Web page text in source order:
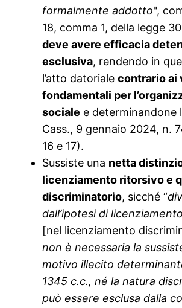
formalmente addotto",
18, comma 1, della legge
deve avere efficacia
esclusiva, rendendo in
l’atto datorialecontrario ai
fondamentali per
sociale e determinandone
Cass., 9 gennaio 2024, n.
16 e 17).
Sussiste una netta
licenziamento ritorsivo e
discriminatorio, sicché “
dall’ipotesi di
[nel licenziamento
non è necessaria la
motivo illecito
1345 c.c., né la natura
può essere esclusa dalla